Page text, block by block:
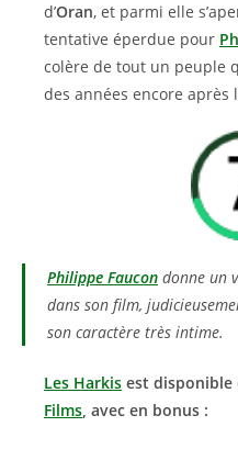
d’Oran, et parmi elle
tentative éperdue pour
colère de tout un peuple
des années encore après
Philippe Faucon donne un
dans son film,
son caractère très intime.
Les Harkis est disponible
Films, avec en bonus :